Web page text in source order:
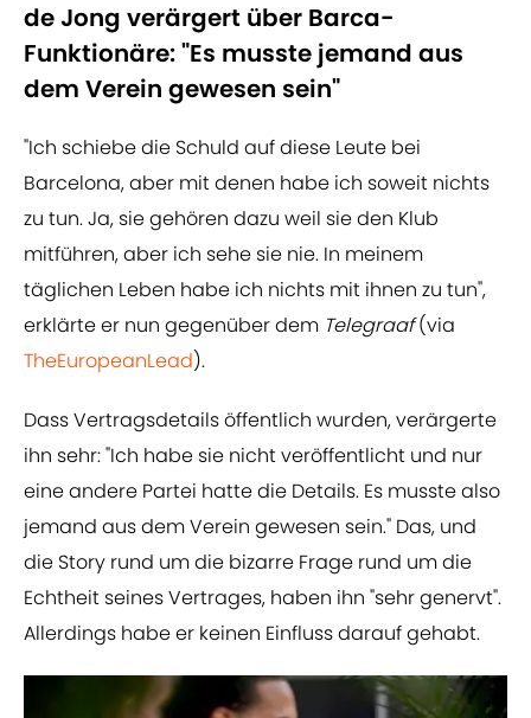
de Jong verärgert über Barca-
Funktionäre: "Es musste jemand aus
dem Verein gewesen sein"
"Ich schiebe die Schuld auf diese Leute bei
Barcelona, aber mit denen habe ich soweit nichts
zu tun. Ja, sie gehören dazu weil sie den Klub
mitführen, aber ich sehe sie nie. In meinem
täglichen Leben habe ich nichts mit ihnen zu tun",
erklärte er nun gegenüber dem Telegraaf(via
TheEuropeanLead).
Dass Vertragsdetails öffentlich wurden, verärgerte
ihn sehr: "Ich habe sie nicht veröffentlicht und nur
eine andere Partei hatte die Details. Es musste also
jemand aus dem Verein gewesen sein." Das, und
die Story rund um die bizarre Frage rund um die
Echtheit seines Vertrages, haben ihn "sehr genervt".
Allerdings habe er keinen Einfluss darauf gehabt.